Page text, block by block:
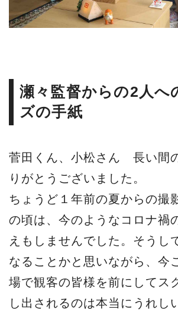
瀬々監督からの2人へ
ズの手紙
菅田くん、小松さん 長い間
りがとうございました。
ちょうど１年前の夏からの撮
の頃は、今のようなコロナ禍
えもしませんでした。そうし
なることかと思いながら、今
場で観客の皆様を前にしてス
し出されるのは本当にうれし